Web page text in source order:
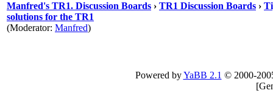
Manfred's TR1. Discussion Boards › TR1 Discussion Boards ›
solutions for the TR1
(Moderator: Manfred)
Powered byYaBB 2.1 © 2000-
[